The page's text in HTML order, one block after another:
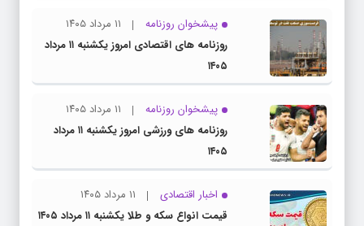
پیشخوان روزنامه
۱۱ مرداد ۱۴۰۵
روزنامه های اقتصادی امروز یکشنبه ۱۱ مرداد
۱۴۰۵
پیشخوان روزنامه
۱۱ مرداد ۱۴۰۵
روزنامه های ورزشی امروز یکشنبه ۱۱ مرداد
۱۴۰۵
اخبار اقتصادی
۱۱ مرداد ۱۴۰۵
قیمت انواع سکه و طلا یکشنبه ۱۱ مرداد ۱۴۰۵